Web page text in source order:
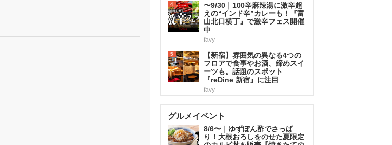
4
〜9/30｜100辛麻辣湯に激辛超
えの“インド辛”カレーも！『富
山北口横丁』で激辛フェス開催
中
favy
5
【新宿】雰囲気の異なる4つの
フロアで食事やお酒、締めスイ
ーツも。話題のスポット
『reDine 新宿』に注目
favy
グルメイベント
8/6〜｜ゆずぽん酢でさっぱ
り！大根おろしをのせた夏限定